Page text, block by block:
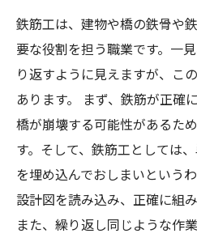
鉄筋工は、建物や橋の鉄骨や
要な役割を担う職業です。一
り返すように見えますが、こ
あります。 まず、鉄筋が正確
橋が崩壊する可能性があるた
す。そして、鉄筋工としては
を埋め込んでおしまいという
設計図を読み込み、正確に組
また、繰り返し同じような作